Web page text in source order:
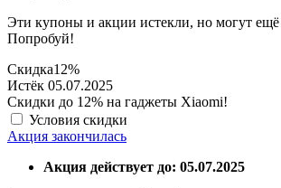
Эти купоны и акции истекли, но могут ещё
Попробуй!
Скидка12%
Истёк 05.07.2025
Скидки до 12% на гаджеты Xiaomi!
Условия скидки
Акция закончилась
Акция действует до: 05.07.2025